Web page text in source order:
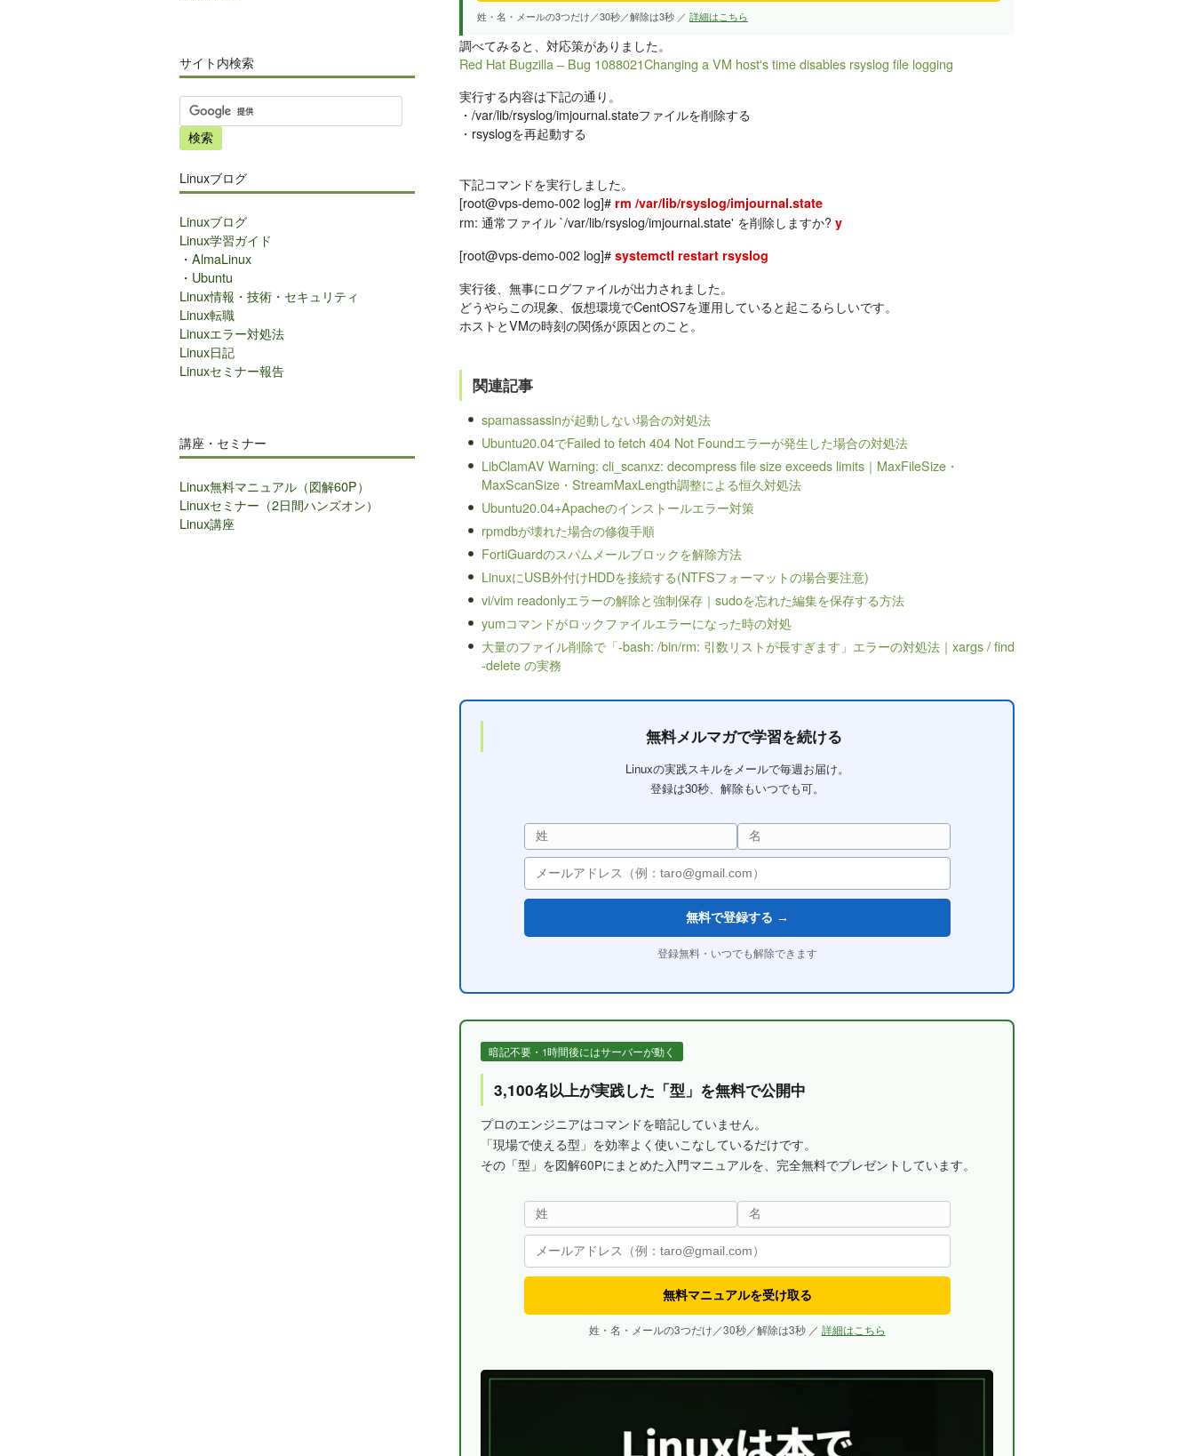
姓・名・メールの3つだけ／30秒／解除は3秒 ／ 詳細はこちら
調べてみると、対応策がありました。
Red Hat Bugzilla – Bug 1088021Changing a VM host's time disables rsyslog file logging
実行する内容は下記の通り。
・/var/lib/rsyslog/imjournal.stateファイルを削除する
・rsyslogを再起動する
下記コマンドを実行しました。
[root@vps-demo-002 log]# rm /var/lib/rsyslog/imjournal.state
rm: 通常ファイル `/var/lib/rsyslog/imjournal.state' を削除しますか? y
[root@vps-demo-002 log]# systemctl restart rsyslog
実行後、無事にログファイルが出力されました。
どうやらこの現象、仮想環境でCentOS7を運用していると起こるらしいです。
ホストとVMの時刻の関係が原因とのこと。
関連記事
spamassassinが起動しない場合の対処法
Ubuntu20.04でFailed to fetch 404 Not Foundエラーが発生した場合の対処法
LibClamAV Warning: cli_scanxz: decompress file size exceeds limits｜MaxFileSize・
MaxScanSize・StreamMaxLength調整による恒久対処法
Ubuntu20.04+Apacheのインストールエラー対策
rpmdbが壊れた場合の修復手順
FortiGuardのスパムメールブロックを解除方法
LinuxにUSB外付けHDDを接続する(NTFSフォーマットの場合要注意)
vi/vim readonlyエラーの解除と強制保存｜sudoを忘れた編集を保存する方法
yumコマンドがロックファイルエラーになった時の対処
大量のファイル削除で「-bash: /bin/rm: 引数リストが長すぎます」エラーの対処法｜xargs / find
-delete の実務
無料メルマガで学習を続ける
Linuxの実践スキルをメールで毎週お届け。
登録は30秒、解除もいつでも可。
無料で登録する →
登録無料・いつでも解除できます
暗記不要・1時間後にはサーバーが動く
3,100名以上が実践した「型」を無料で公開中
プロのエンジニアはコマンドを暗記していません。
「現場で使える型」を効率よく使いこなしているだけです。
その「型」を図解60Pにまとめた入門マニュアルを、完全無料でプレゼントしています。
無料マニュアルを受け取る
姓・名・メールの3つだけ／30秒／解除は3秒 ／ 詳細はこちら
サイト内検索
サ
イ
ト
検
索
Linuxブログ
Linuxブログ
Linux学習ガイド
・ AlmaLinux
・ Ubuntu
Linux情報・技術・セキュリティ
Linux転職
Linuxエラー対処法
Linux日記
Linuxセミナー報告
講座・セミナー
Linux無料マニュアル（図解60P）
Linuxセミナー（2日間ハンズオン）
Linux講座